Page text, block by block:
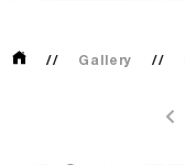
// Gallery //